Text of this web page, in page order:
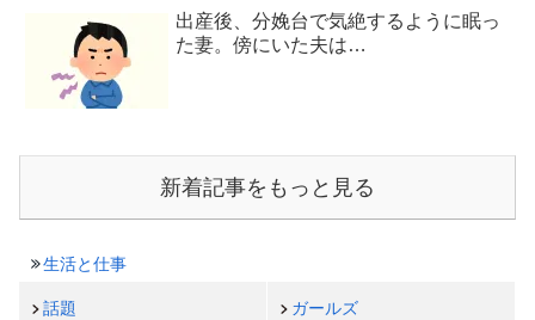
出産後、分娩台で気絶するように眠っ
た妻。傍にいた夫は…
新着記事をもっと見る
生活と仕事
話題 ガールズ